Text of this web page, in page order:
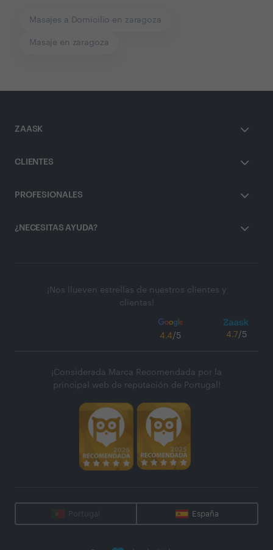
Masajes a Domicilio en zaragoza
Masaje en zaragoza
ZAASK
CLIENTES
PROFESIONALES
¿NECESITAS AYUDA?
¡Nos llueven estrellas de nuestros clientes y
clientas!
4.4/5 4.7/5
¡Considerada Marca Recomendada por la
principal web de reputación de Portugal!
Portugal España